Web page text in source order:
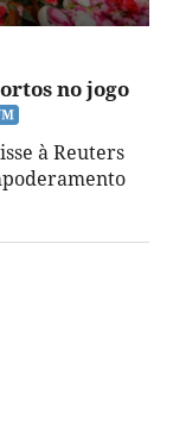
no jogo
à Reuters